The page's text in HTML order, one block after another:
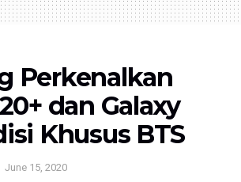
Perkenalkan
dan Galaxy
Khusus BTS
June 15, 2020